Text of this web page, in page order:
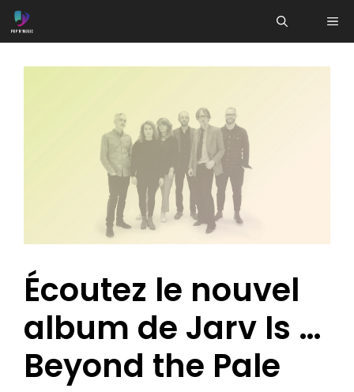
Aller
au
Écoutez le nouvel
album de Jarv Is …
Beyond the Pale